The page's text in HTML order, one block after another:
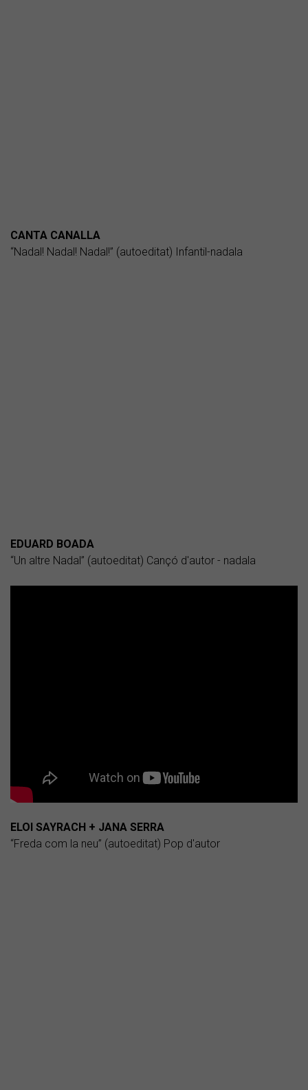
CANTA CANALLA
“Nadal! Nadal! Nadal!” (autoeditat) Infantil-nadala
EDUARD BOADA
“Un altre Nadal” (autoeditat) Cançó d'autor - nadala
ELOI SAYRACH + JANA SERRA
“Freda com la neu” (autoeditat) Pop d'autor